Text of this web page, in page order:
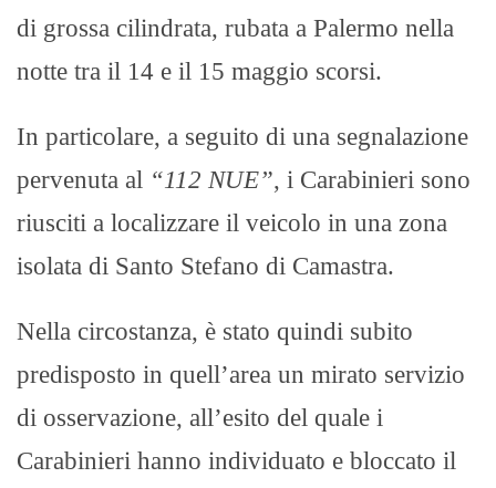
di grossa cilindrata, rubata a Palermo nella
notte tra il 14 e il 15 maggio scorsi.
In particolare, a seguito di una segnalazione
pervenuta al “112 NUE”, i Carabinieri sono
riusciti a localizzare il veicolo in una zona
isolata di Santo Stefano di Camastra.
Nella circostanza, è stato quindi subito
predisposto in quell’area un mirato servizio
di osservazione, all’esito del quale i
Carabinieri hanno individuato e bloccato il